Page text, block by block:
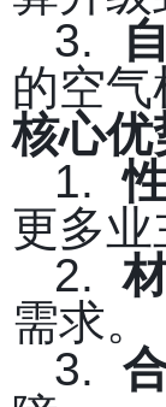
3.
的空气
核心优
1.
更多
2.
需求。
3.